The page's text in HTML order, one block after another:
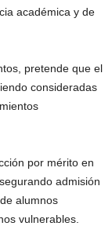
académica y de
pretende que el
consideradas
por mérito en
admisión
alumnos
vulnerables.